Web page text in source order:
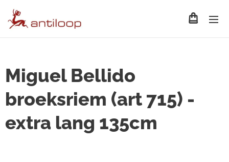
Miguel Bellido
broeksriem (art 715) -
extra lang 135cm